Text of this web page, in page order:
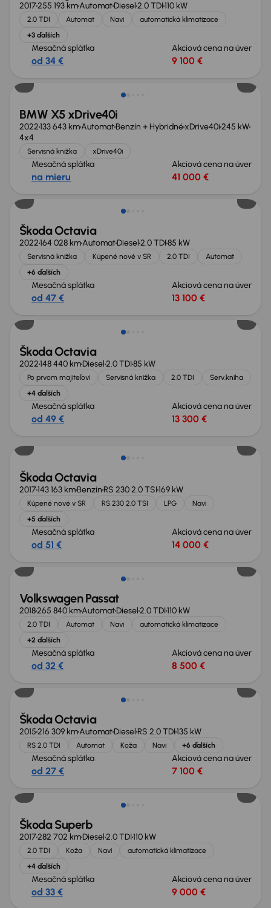
2017255 193 kmAutomatDiesel2.0 TDI110 kW
2.0 TDI Automat Navi
automatická klimatizace
+3 ďalších
Mesačná splátka
od 34 €
Akciová cena na úver
9 100 €
BMW X5 xDrive40i
2022133 643 kmAutomatBenzín + HybridnéxDrive40i245 kW
4x4
Servisná knižka xDrive40i
Mesačná splátka
na mieru
Akciová cena na úver
41 000 €
Nové v ponuke
Škoda Octavia
2022164 028 kmAutomatDiesel2.0 TDI85 kW
Servisná knižka Kúpené nové v SR 2.0 TDI
Automat
+6 ďalších
Mesačná splátka
od 47 €
Akciová cena na úver
13 100 €
Možnosť odpočtu DPH
Škoda Octavia
2022148 440 kmDiesel2.0 TDI85 kW
Po prvom majiteľovi Servisná knižka 2.0 TDI
Serv.kniha
+4 ďalších
Mesačná splátka
od 49 €
Akciová cena na úver
13 300 €
Škoda Octavia
2017143 163 kmBenzín RS 230 2.0 TSI169 kW
Kúpené nové v SR RS 230 2.0 TSI LPG
Navi
+5 ďalších
Mesačná splátka
od 51 €
Akciová cena na úver
14 000 €
Zlacnené o 1 700 €
Volkswagen Passat
2018265 840 kmAutomatDiesel2.0 TDI110 kW
2.0 TDI Automat Navi
automatická klimatizace
+2 ďalších
Mesačná splátka
od 32 €
Akciová cena na úver
8 500 €
Zlacnené o 600 €
Škoda Octavia
2015216 309 kmAutomatDiesel RS 2.0 TDI135 kW
RS 2.0 TDI Automat Koža Navi +6 ďalších
Mesačná splátka
od 27 €
Akciová cena na úver
7 100 €
Zlacnené o 800 €
Škoda Superb
2017282 702 kmDiesel2.0 TDI110 kW
2.0 TDI Koža Navi
automatická klimatizace
+4 ďalších
Mesačná splátka
od 33 €
Akciová cena na úver
9 000 €